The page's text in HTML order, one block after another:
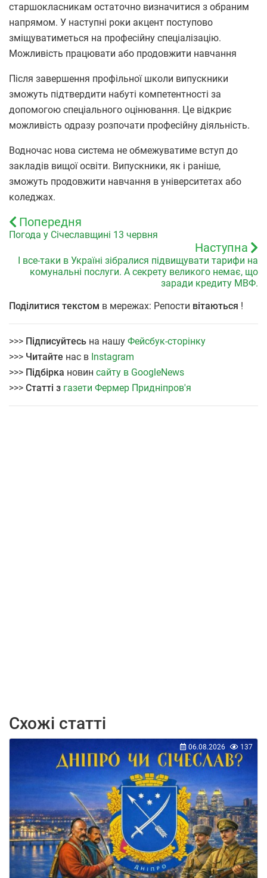
старшокласникам остаточно визначитися з обраним
напрямом. У наступні роки акцент поступово
зміщуватиметься на професійну спеціалізацію.
Можливість працювати або продовжити навчання
Після завершення профільної школи випускники
зможуть підтвердити набуті компетентності за
допомогою спеціального оцінювання. Це відкриє
можливість одразу розпочати професійну діяльність.
Водночас нова система не обмежуватиме вступ до
закладів вищої освіти. Випускники, як і раніше,
зможуть продовжити навчання в університетах або
коледжах.
Попередня
Погода у Січеславщині 13 червня
Наступна
І все-таки в Україні зібралися підвищувати тарифи на
комунальні послуги. А секрету великого немає, що
заради кредиту МВФ.
Поділитися текстом в мережах: Репости вітаються !
>>> Підписуйтесь на нашу Фейсбук-сторінку
>>> Читайте нас в Instagram
>>> Підбірка новин сайту в GoogleNews
>>> Статті з газети Фермер Придніпров'я
Схожі статті
06.08.2026 137